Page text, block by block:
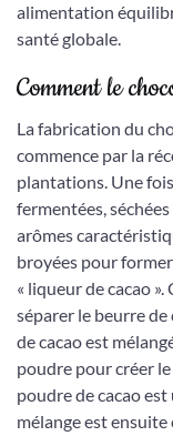
alimentation
santé globale.
Comment le
La fabrication du
commence par la
plantations. Une
fermentées,
arômes
broyées pour
« liqueur de cacao
séparer le beurre de
de cacao est
poudre pour créer
poudre de cacao
mélange est ensuite